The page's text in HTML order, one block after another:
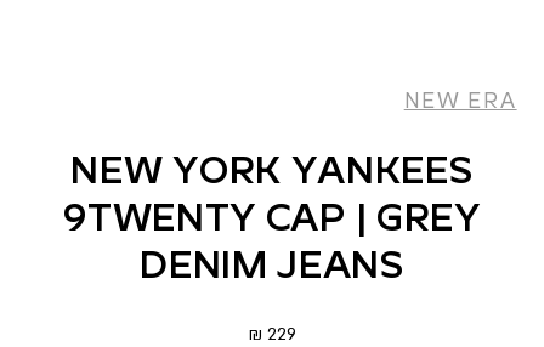
NEW ERA
NEW YORK YANKEES
9TWENTY CAP | GREY
DENIM JEANS
229
₪